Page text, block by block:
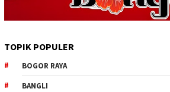
TOPIK POPULER
BOGOR RAYA
BANGLI